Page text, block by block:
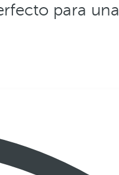
para una